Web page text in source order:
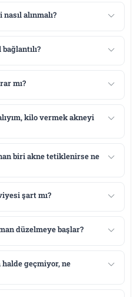
alınmalı?
mı?
kilo vermek akneyi
biri akne tetiklenirse ne
şart mı?
düzelmeye başlar?
geçmiyor, ne